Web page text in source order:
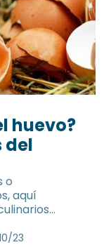
huevo?
del
o
aquí
23